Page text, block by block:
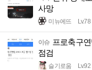
사망
미뉴에뜨 Lv.78
이슈 프로축구
점검
슬기로움 Lv.92